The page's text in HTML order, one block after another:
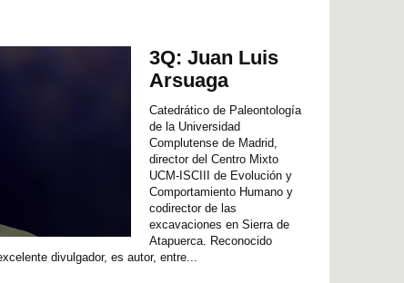
DEMOGRAFÍA
GEOGRAFÍA DERECHO
TRADUCCIÓN E INTERPRETACIÓN
3Q: Juan Luis
Arsuaga
Catedrático de Paleontología
de la Universidad
Complutense de Madrid,
director del Centro Mixto
UCM-ISCIII de Evolución y
Comportamiento Humano y
codirector de las
excavaciones en Sierra de
Atapuerca. Reconocido
divulgador, es autor, entre...